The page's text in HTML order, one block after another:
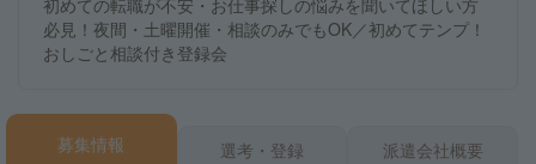
初めての転職が不安・お仕事探しの悩みを聞いてほしい方
必見！夜間・土曜開催・相談のみでもOK／初めてテンプ！
おしごと相談付き登録会
募集情報 選考・登録 派遣会社概要